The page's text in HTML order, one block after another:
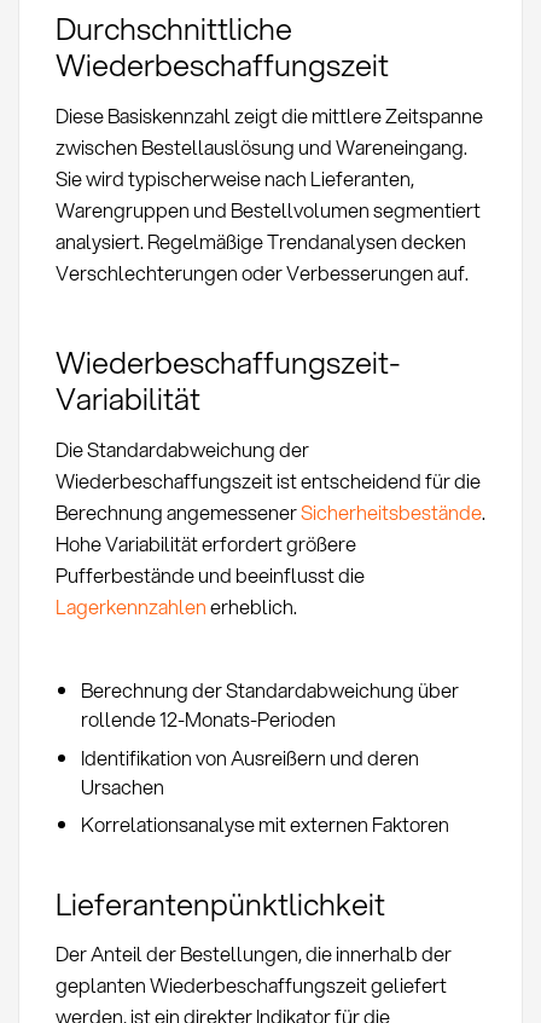
Durchschnittliche
Wiederbeschaffungszeit
Diese Basiskennzahl zeigt die mittlere Zeitspanne
zwischen Bestellauslösung und Wareneingang.
Sie wird typischerweise nach Lieferanten,
Warengruppen und Bestellvolumen segmentiert
analysiert. Regelmäßige Trendanalysen decken
Verschlechterungen oder Verbesserungen auf.
Wiederbeschaffungszeit-
Variabilität
Die Standardabweichung der
Wiederbeschaffungszeit ist entscheidend für die
Berechnung angemessenerSicherheitsbestände.
Hohe Variabilität erfordert größere
Pufferbestände und beeinflusst die
Lagerkennzahlenerheblich.
Berechnung der Standardabweichung über
rollende 12-Monats-Perioden
Identifikation von Ausreißern und deren
Ursachen
Korrelationsanalyse mit externen Faktoren
Lieferantenpünktlichkeit
Der Anteil der Bestellungen, die innerhalb der
geplanten Wiederbeschaffungszeit geliefert
werden, ist ein direkter Indikator für die